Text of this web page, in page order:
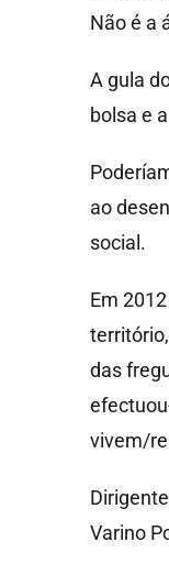
Não é a
A gula
bolsa e
ao
social.
Em
das
vivem/
Varino